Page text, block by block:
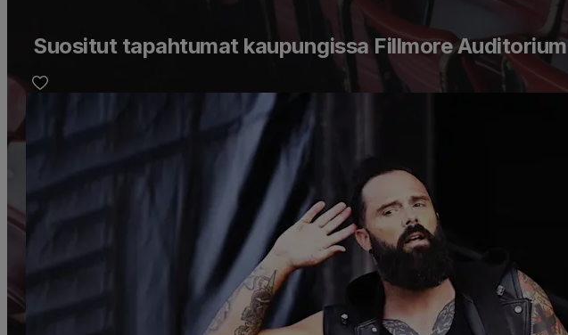
Suositut tapahtumat kaupungissa Fillmore Auditorium